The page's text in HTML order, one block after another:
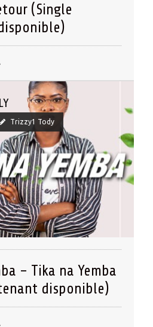
(Single
Trizzy1 Tody
– Tika na Yemba
disponible)